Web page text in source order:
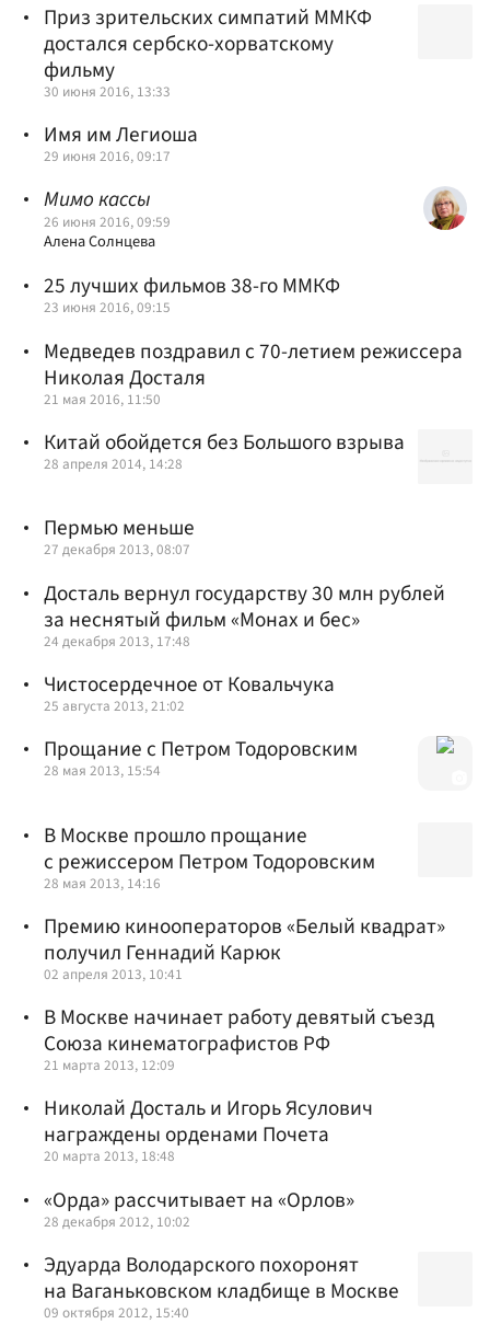
Приз зрительских симпатий ММКФ
достался сербско-хорватскому
фильму
30 июня 2016, 13:33
Имя им Легиоша
29 июня 2016, 09:17
Мимо кассы
26 июня 2016, 09:59
Алена Солнцева
25 лучших фильмов 38-го ММКФ
23 июня 2016, 09:15
Медведев поздравил с 70-летием режиссера
Николая Досталя
21 мая 2016, 11:50
Китай обойдется без Большого взрыва
28 апреля 2014, 14:28
Пермью меньше
27 декабря 2013, 08:07
Досталь вернул государству 30 млн рублей
за неснятый фильм «Монах и бес»
24 декабря 2013, 17:48
Чистосердечное от Ковальчука
25 августа 2013, 21:02
Прощание с Петром Тодоровским
28 мая 2013, 15:54
В Москве прошло прощание
с режиссером Петром Тодоровским
28 мая 2013, 14:16
Премию кинооператоров «Белый квадрат»
получил Геннадий Карюк
02 апреля 2013, 10:41
В Москве начинает работу девятый съезд
Союза кинематографистов РФ
21 марта 2013, 12:09
Николай Досталь и Игорь Ясулович
награждены орденами Почета
20 марта 2013, 18:48
«Орда» рассчитывает на «Орлов»
28 декабря 2012, 10:02
Эдуарда Володарского похоронят
на Ваганьковском кладбище в Москве
09 октября 2012, 15:40